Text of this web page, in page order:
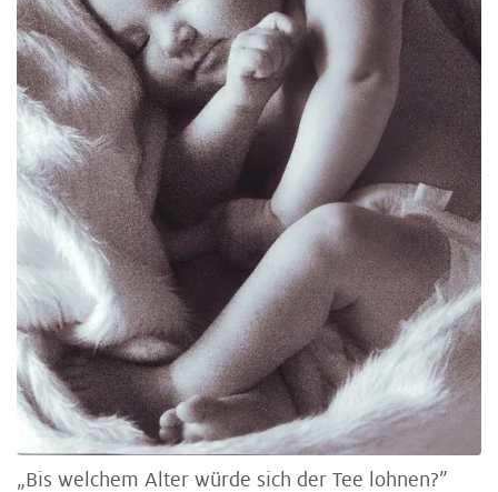
„Bis welchem Alter würde sich der Tee lohnen?”